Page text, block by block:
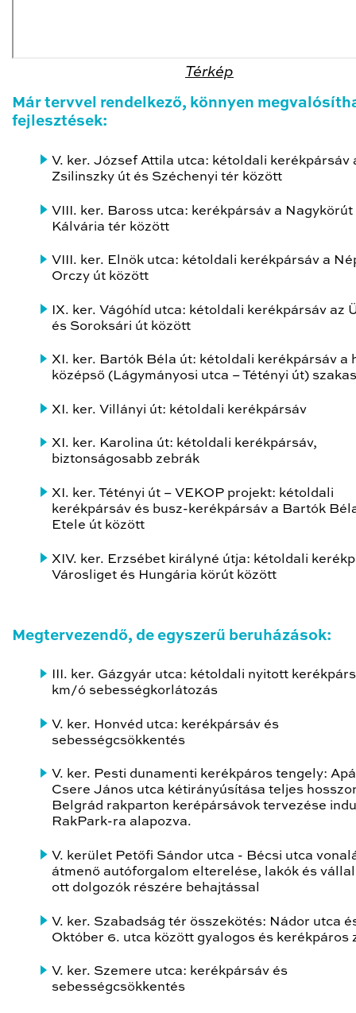
Térkép
Már tervvel rendelkező, könnyen
fejlesztések:
V. ker. József Attila utca: kétoldali kerékpársáv
Zsilinszky út és Széchenyi tér között
VIII. ker. Baross utca: kerékpársáv a Nagykörút
Kálvária tér között
VIII. ker. Elnök utca: kétoldali kerékpársáv a
Orczy út között
IX. ker. Vágóhíd utca: kétoldali kerékpársáv az
és Soroksári út között
XI. ker. Bartók Béla út: kétoldali kerékpársáv a
középső (Lágymányosi utca – Tétényi út)
XI. ker. Villányi út: kétoldali kerékpársáv
XI. ker. Karolina út: kétoldali kerékpársáv,
biztonságosabb zebrák
XI. ker. Tétényi út – VEKOP projekt: kétoldali
kerékpársáv és busz-kerékpársáv a Bartók
Etele út között
XIV. ker. Erzsébet királyné útja: kétoldali
Városliget és Hungária körút között
Megtervezendő, de egyszerű beruházások:
III. ker. Gázgyár utca: kétoldali nyitott
km/ó sebességkorlátozás
V. ker. Honvéd utca: kerékpársáv és
sebességcsökkentés
V. ker. Pesti dunamenti kerékpáros tengely:
Csere János utca kétirányúsítása teljes
Belgrád rakparton kerépársávok tervezése
RakPark-ra alapozva.
V. kerület Petőfi Sándor utca - Bécsi utca
átmenő autóforgalom elterelése, lakók és
ott dolgozók részére behajtással
V. ker. Szabadság tér összekötés: Nádor utca
Október 6. utca között gyalogos és kerékpáros
V. ker. Szemere utca: kerékpársáv és
sebességcsökkentés